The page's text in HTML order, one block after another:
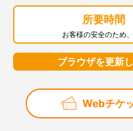
所要時間
お客様の安全のため
ブラウザを更新
Webチケ